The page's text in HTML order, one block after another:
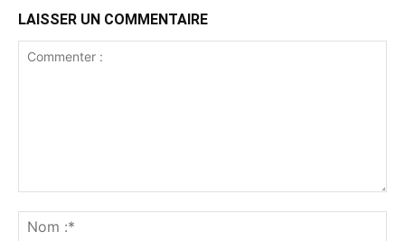
LAISSER UN COMMENTAIRE